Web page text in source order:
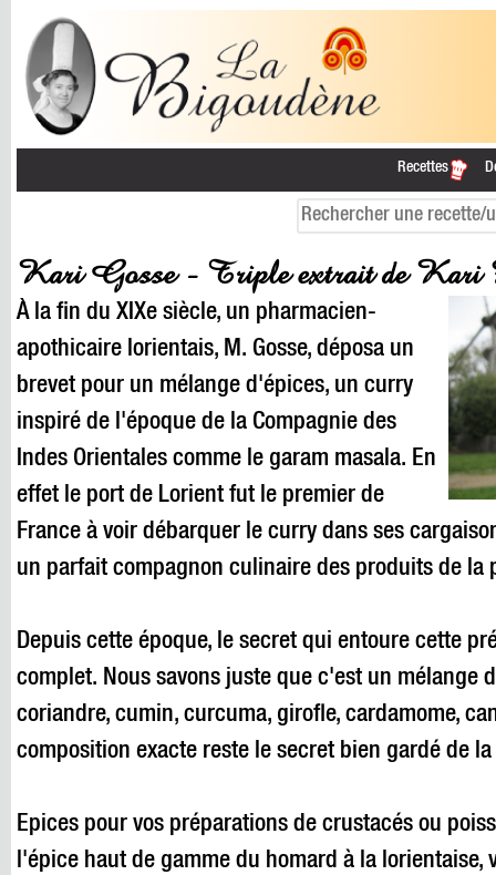
Recettes
Kari Gosse - Triple extrait de Kari
À la fin du XIXe siècle, un pharmacien-
apothicaire lorientais, M. Gosse, déposa un
brevet pour un mélange d'épices, un curry
inspiré de l'époque de la Compagnie des
Indes Orientales comme le garam masala. En
effet le port de Lorient fut le premier de
France à voir débarquer le curry dans ses
un parfait compagnon culinaire des produits de la
Depuis cette époque, le secret qui entoure cette
complet. Nous savons juste que c'est un mélange
coriandre, cumin, curcuma, girofle, cardamome,
composition exacte reste le secret bien gardé de
Epices pour vos préparations de crustacés ou
l'épice haut de gamme du homard à la lorientaise,